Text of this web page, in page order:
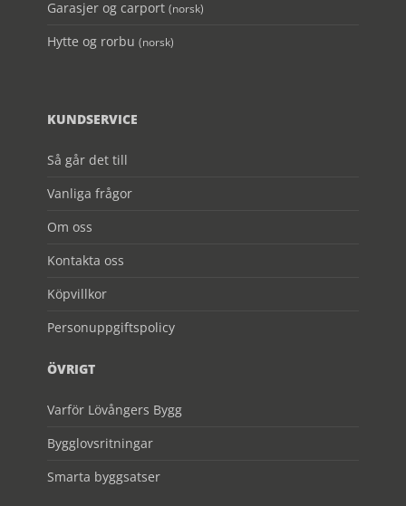
Garasjer og carport(norsk)
Hytte og rorbu(norsk)
KUNDSERVICE
Så går det till
Vanliga frågor
Om oss
Kontakta oss
Köpvillkor
Personuppgiftspolicy
ÖVRIGT
Varför Lövångers Bygg
Bygglovsritningar
Smarta byggsatser